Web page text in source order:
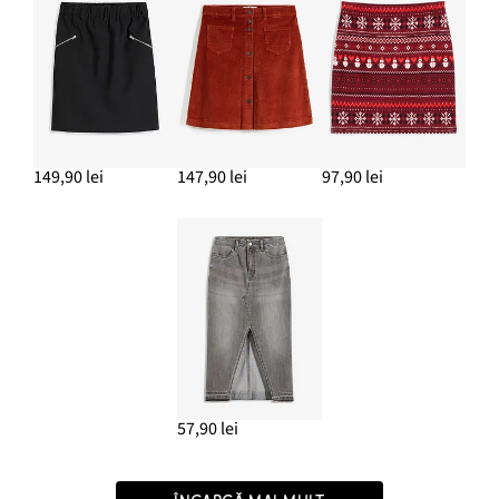
149,90 lei 147,90 lei 97,90 lei
57,90 lei